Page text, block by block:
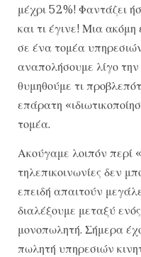
μέχρι 52%! Φαντάζει
και τι έγινε! Μια ακόμη
σε ένα τομέα
αναπολήσουμε λίγο
θυμηθούμε τι
επάρατη
τομέα.
Ακούγαμε λοιπόν περί
τηλεπικοινωνίες δεν
επειδή απαιτούν
διαλέξουμε μεταξύ
μονοπωλητή. Σήμερα
πωλητή υπηρεσιών